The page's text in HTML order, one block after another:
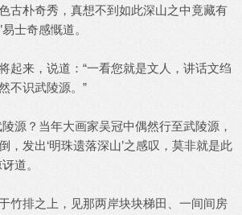
古朴奇秀，真想不到如此深山之中竟藏有
士奇感慨道。
来，说道：“一看您就是文人，讲话文绉
不识武陵源。”
？当年大画家吴冠中偶然行至武陵源，
，发出‘明珠遗落深山’之感叹，莫非就是此
道。
排之上，见那两岸块块梯田、一间间房